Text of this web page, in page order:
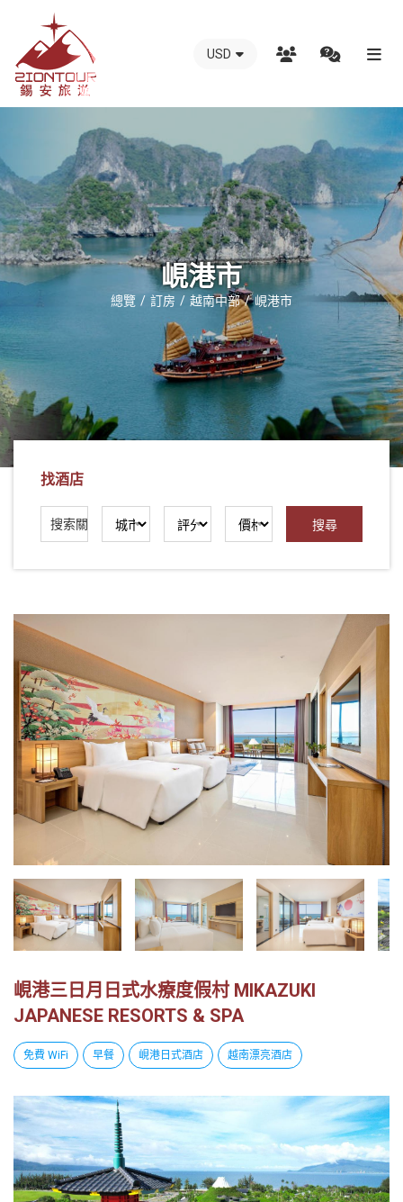
越
安
國
際
旅
行
社
南
接
-
越
最
好
的
合
夥
伴！
旅
行
社
USD
峴港市
總覽 訂房 越南中部 峴港市
找酒店
峴港三日月日式水療度假村 MIKAZUKI
JAPANESE RESORTS & SPA
免費 WiFi 早餐 峴港日式酒店 越南漂亮酒店